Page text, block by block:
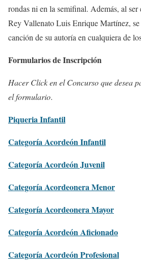
rondas ni en la semifinal. Además, al ser
Rey Vallenato Luis Enrique Martínez, se
canción de su autoría en cualquiera de
Formularios de Inscripción
Hacer Click en el Concurso que desea
el formulario.
Piqueria Infantil
Categoría Acordeón Infantil
Categoría Acordeón Juvenil
Categoría Acordeonera Menor
Categoría Acordeonera Mayor
Categoría Acordeón Aficionado
Categoría Acordeón Profesional